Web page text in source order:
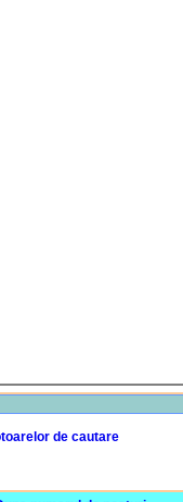
de cautare